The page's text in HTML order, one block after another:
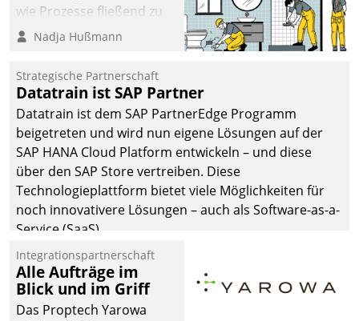
wie Prozesse fließend zu
vernetzen, nutzt die
Jahresbeginn eine
Überblick, Einsicht und
Eingriff bietende Lösung.
Zur Entwicklung setzte
man auf
Cloudtechnologie,
bewährte und Startup-
Partner sowie erstmals
agile Projektmethoden.
Nadja Hußmann
Strategische Partnerschaft
Datatrain ist SAP Partner
Datatrain ist dem SAP PartnerEdge Programm
beigetreten und wird nun eigene Lösungen auf der
SAP HANA Cloud Platform entwickeln – und diese
über den SAP Store vertreiben. Diese
Technologieplattform bietet viele Möglichkeiten für
noch innovativere Lösungen – auch als Software-as-a-
Service (SaaS).
Integrationspartnerschaft
Alle Aufträge im
Blick und im Griff
Das Proptech Yarowa